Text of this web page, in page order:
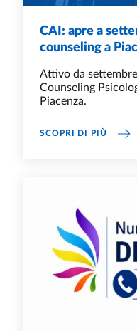
CAI: apre a
counseling a
Attivo da
Counseling
Piacenza.
SCOPRI DI PIÙ CAI: